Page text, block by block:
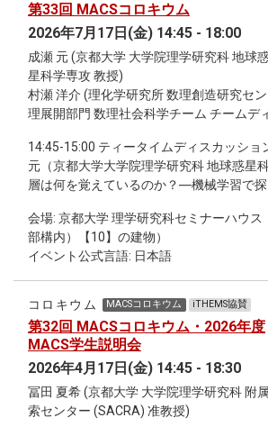
第33回 MACSコロキウム
2026年7月17日(金) 14:45 - 18:00
成瀬 元 (京都大学 大学院理学研究科 地球
星科学専攻 教授)
村瀬 洋介 (理化学研究所 数理創造研究セ
理展開部門 数理社会科学チーム チームデ
14:45-15:00 ティータイムディスカッショ
元（京都大学大学院理学研究科 地球惑星
層は何を覚えているのか？―機械学習で探
ター チームディレクター）「社会におけ
直接互恵と間接互恵から見る協力の進化」
討論会
会場: 京都大学 理学研究科セミナーハウス
部構内）【10】の建物）
イベント公式言語: 日本語
コロキウム MACSコロキウム iTHEMS協賛
第32回 MACSコロキウム・2026年度
MACS学生説明会
2026年4月17日(金) 14:45 - 18:30
冨田 夏希 (京都大学 大学院理学研究科 附
索センター (SACRA) 准教授)